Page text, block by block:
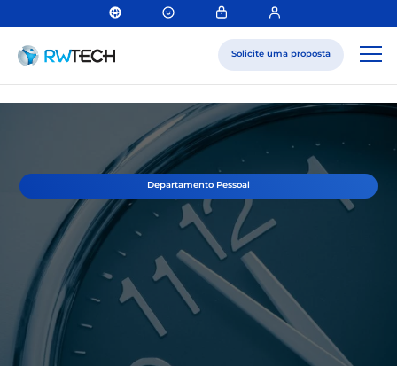
Solicite uma proposta
Departamento Pessoal